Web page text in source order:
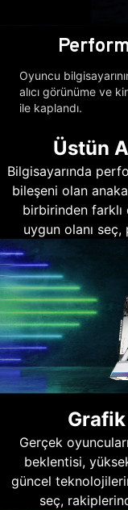
Oyuncu
alıcı görünüme ve
ile kaplandı.
Üstün
Bilgisayarında
bileşeni olan
birbirinden farklı
uygun olanı seç,
Gerçek
beklentisi,
güncel
seç,